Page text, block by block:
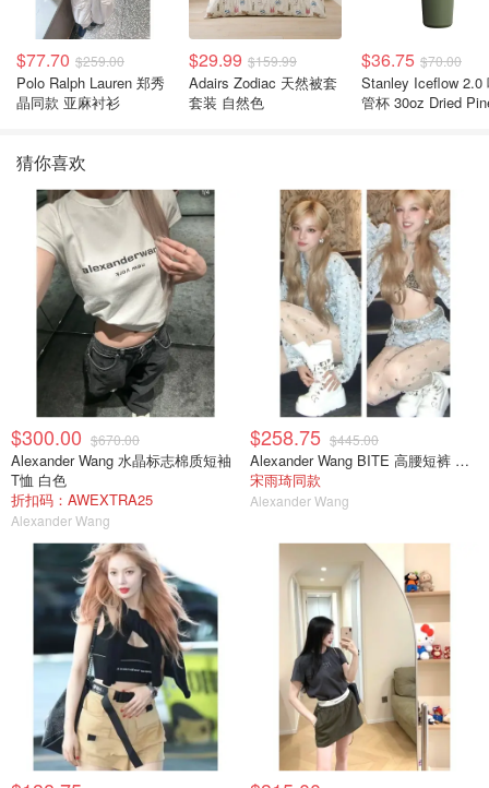
$77.70 $259.00
Polo Ralph Lauren 郑秀
晶同款 亚麻衬衫
$29.99 $159.99
Adairs Zodiac 天然被套
套装 自然色
$36.75 $70.00
Stanley Iceflow 2.0 吸
管杯 30oz Dried
猜你喜欢
$300.00 $670.00
Alexander Wang 水晶标志棉质短袖
T恤 白色
折扣码：AWEXTRA25
Alexander Wang
$258.75 $445.00
Alexander Wang BITE 高腰短裤 浅灰
宋雨琦同款
Alexander Wang